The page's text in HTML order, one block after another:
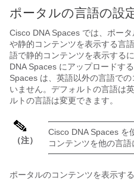
ポータルの言語の設
Cisco DNA Spaces では、ポー
や静的コンテンツを表示する言
語で静的コンテンツを表示する
DNA Spaces にアップロードす
Spaces は、英語以外の言語で
いません。デフォルトの言語は
ルトの言語は変更できます。
（注）
Cisco DNA Spaces を
コンテンツを他の言語
ポータルのコンテンツを表示す